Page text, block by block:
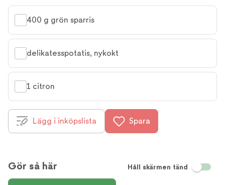
400 g grön sparris
delikatesspotatis, nykokt
1 citron
Lägg i inköpslista Spara
Gör så här Håll skärmen tänd